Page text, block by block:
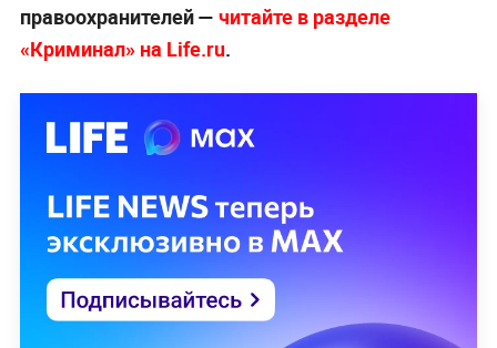
правоохранителей — читайте в разделе
«Криминал» на Life.ru.